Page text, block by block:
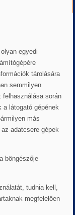
egyedi
tárolására
semmilyen
felhasználása során
látogató gépének
más
adatcsere gépek
böngészője
tudnia kell,
megfelelően